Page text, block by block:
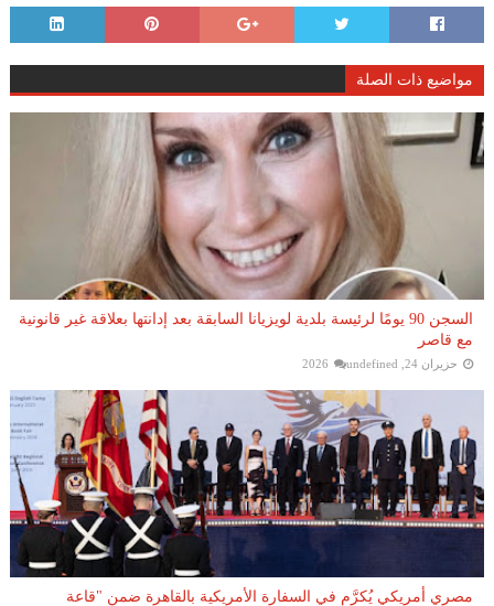
مواضيع ذات الصلة
السجن 90 يومًا لرئيسة بلدية لويزيانا السابقة بعد إدانتها بعلاقة غير قانونية
مع قاصر
حزيران 24, 2026 undefined
مصري أمريكي يُكرَّم في السفارة الأمريكية بالقاهرة ضمن "قاعة